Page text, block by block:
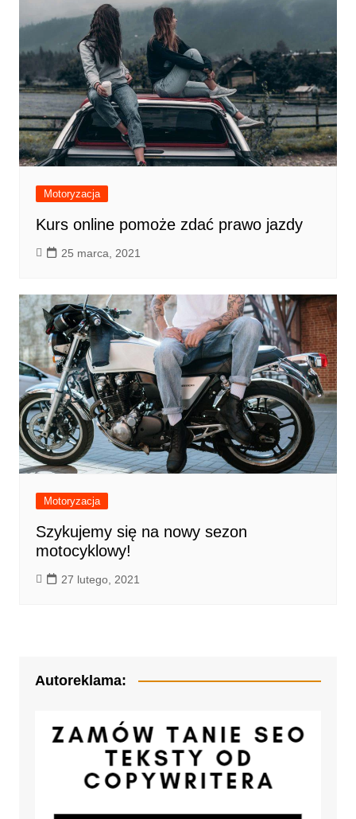
Motoryzacja
Kurs online pomoże zdać prawo jazdy
25 marca, 2021
Motoryzacja
Szykujemy się na nowy sezon
motocyklowy!
27 lutego, 2021
Autoreklama: